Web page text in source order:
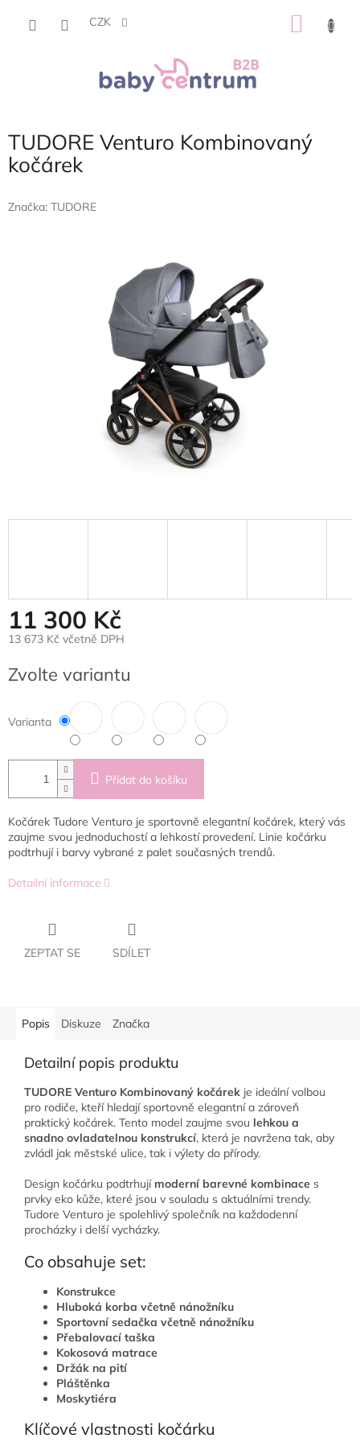
CZK
TUDORE Venturo Kombinovaný
kočárek
Značka: TUDORE
11 300 Kč
13 673 Kč včetně DPH
cena:
Zvolte variantu
Varianta
Přidat do košíku
Kočárek Tudore Venturo je sportovně elegantní kočárek, který vás
zaujme svou jednoduchostí a lehkostí provedení. Linie kočárku
podtrhují i barvy vybrané z palet současných trendů.
Detailní informace
ZEPTAT SE SDÍLET
Popis Diskuze Značka
Detailní popis produktu
TUDORE Venturo Kombinovaný kočárek je ideální volbou
pro rodiče, kteří hledají sportovně elegantní a zároveň
praktický kočárek. Tento model zaujme svou lehkou a
snadno ovladatelnou konstrukcí, která je navržena tak, aby
zvládl jak městské ulice, tak i výlety do přírody.
Design kočárku podtrhují moderní barevné kombinace s
prvky eko kůže, které jsou v souladu s aktuálními trendy.
Tudore Venturo je spolehlivý společník na každodenní
procházky i delší vycházky.
Co obsahuje set:
Konstrukce
Hluboká korba včetně nánožníku
Sportovní sedačka včetně nánožníku
Přebalovací taška
Kokosová matrace
Držák na pití
Pláštěnka
Moskytiéra
Klíčové vlastnosti kočárku